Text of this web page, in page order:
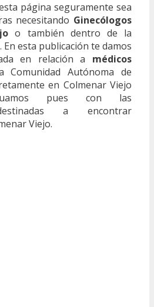
página seguramente sea
necesitando Ginecólogos
o también dentro de la
esta publicación te damos
en relación a médicos
Comunidad Autónoma de
en Colmenar Viejo
pues con las
a encontrar
Viejo.